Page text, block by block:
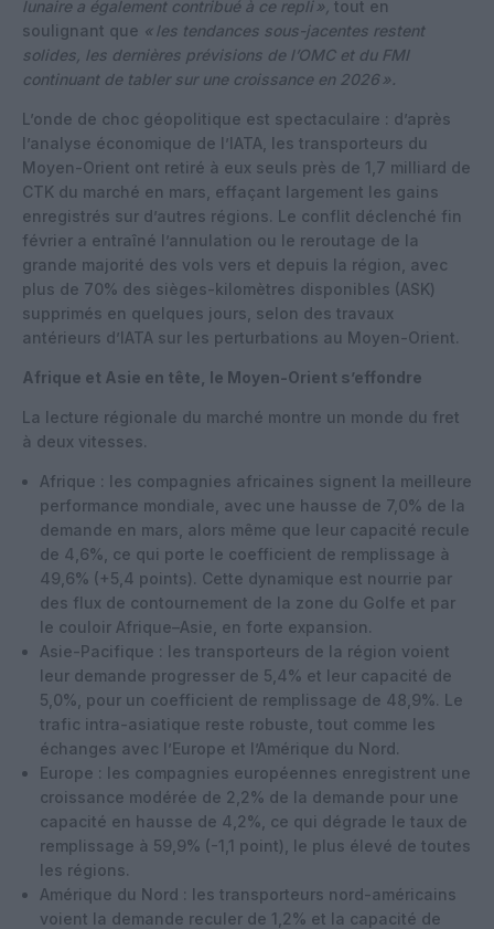
lunaire a également contribué à ce repli», tout en
soulignant que « les tendances sous-jacentes restent
solides, les dernières prévisions de l’OMC et du FMI
continuant de tabler sur une croissance en 2026».
L’onde de choc géopolitique est spectaculaire : d’après
l’analyse économique de l’IATA, les transporteurs du
Moyen-Orient ont retiré à eux seuls près de 1,7 milliard de
CTK du marché en mars, effaçant largement les gains
enregistrés sur d’autres régions. Le conflit déclenché fin
février a entraîné l’annulation ou le reroutage de la
grande majorité des vols vers et depuis la région, avec
plus de 70% des sièges-kilomètres disponibles (ASK)
supprimés en quelques jours, selon des travaux
antérieurs d’IATA sur les perturbations au Moyen-Orient.
Afrique et Asie en tête, le Moyen-Orient s’effondre
La lecture régionale du marché montre un monde du fret
à deux vitesses.
Afrique : les compagnies africaines signent la meilleure
performance mondiale, avec une hausse de 7,0% de la
demande en mars, alors même que leur capacité recule
de 4,6%, ce qui porte le coefficient de remplissage à
49,6% (+5,4 points). Cette dynamique est nourrie par
des flux de contournement de la zone du Golfe et par
le couloir Afrique–Asie, en forte expansion.
Asie-Pacifique : les transporteurs de la région voient
leur demande progresser de 5,4% et leur capacité de
5,0%, pour un coefficient de remplissage de 48,9%. Le
trafic intra-asiatique reste robuste, tout comme les
échanges avec l’Europe et l’Amérique du Nord.
Europe : les compagnies européennes enregistrent une
croissance modérée de 2,2% de la demande pour une
capacité en hausse de 4,2%, ce qui dégrade le taux de
remplissage à 59,9% (-1,1 point), le plus élevé de toutes
les régions.
Amérique du Nord : les transporteurs nord-américains
voient la demande reculer de 1,2% et la capacité de